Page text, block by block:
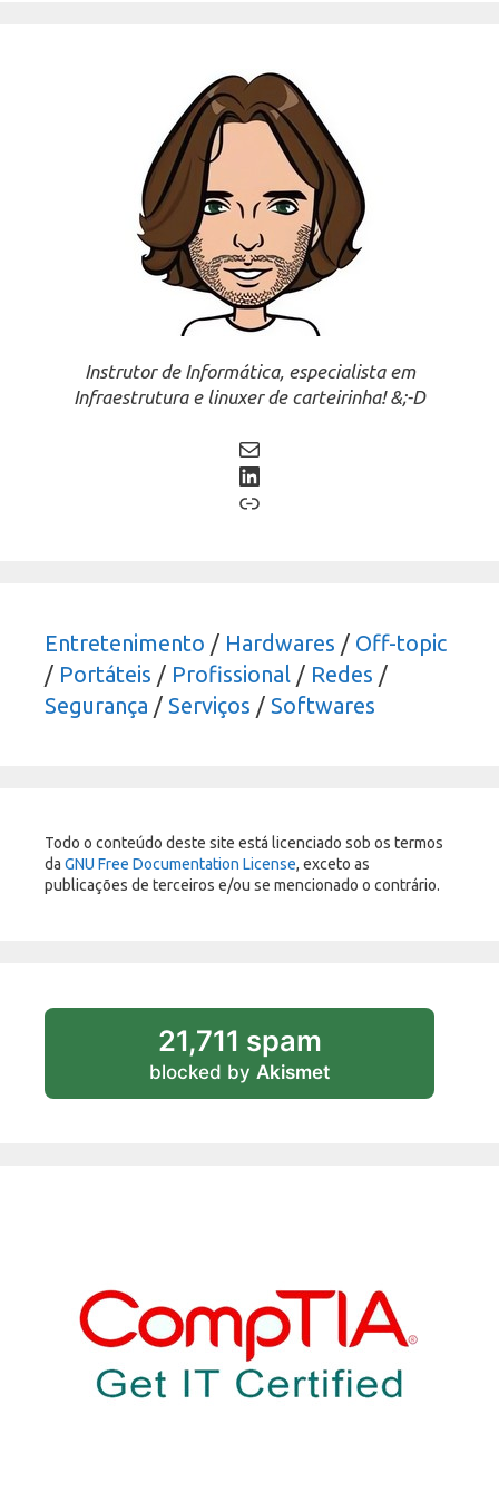
Instrutor de Informática, especialista em
Infraestrutura e linuxer de carteirinha! &;-D
Mail
LinkedIn
Link
Entretenimento / Hardwares / Off-topic
/ Portáteis / Profissional / Redes /
Segurança / Serviços / Softwares
Todo o conteúdo deste site está licenciado sob os termos
da GNU Free Documentation License, exceto as
publicações de terceiros e/ou se mencionado o contrário.
21,711 spam
blocked by Akismet